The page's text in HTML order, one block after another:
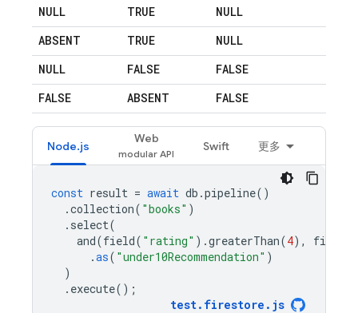
NULL
TRUE
NULL
ABSENT
TRUE
NULL
NULL
FALSE
FALSE
FALSE
ABSENT FALSE
Node.js
Web
Swift 更多
const result = await db .pipeline()
.collection( "books" )
. select(
and(field( "rating" ).greaterThan(4), field
.as( "under10Recommendation" )
)
. execute();
test. firestore . js